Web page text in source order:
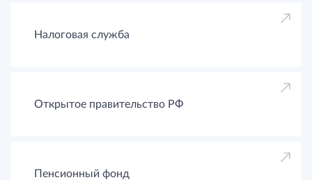
Налоговая служба
Открытое правительство РФ
Пенсионный фонд